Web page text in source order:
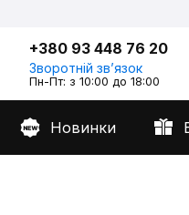
+380 93 448 76 20
Зворотній звʼязок
Пн-Пт: з 10:00 до 18:00
Новинки